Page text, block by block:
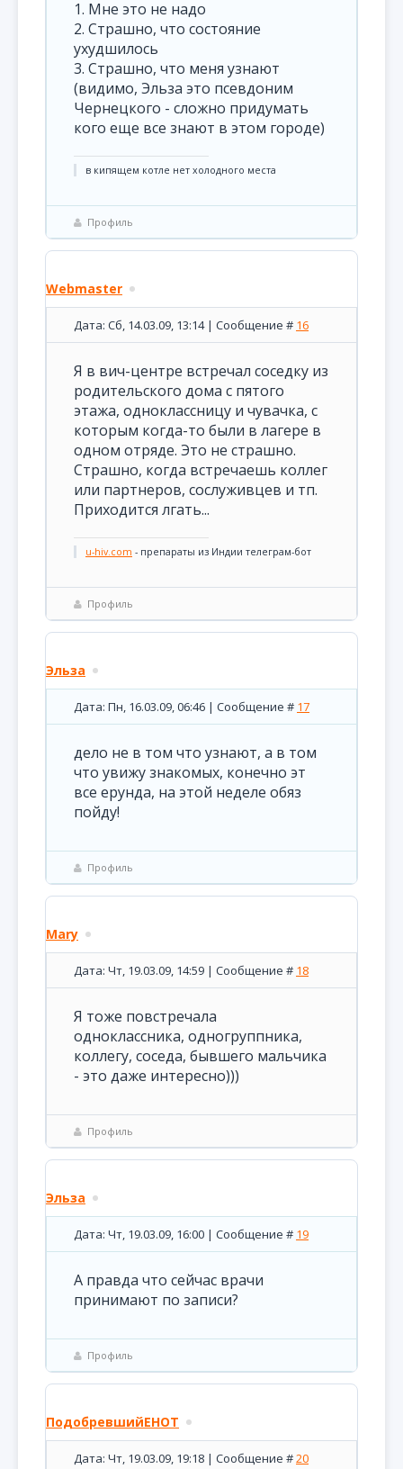
1. Мне это не надо
2. Страшно, что состояние
ухудшилось
3. Страшно, что меня узнают
(видимо, Эльза это псевдоним
Чернецкого - сложно придумать
кого еще все знают в этом городе)
в кипящем котле нет холодного места
Профиль
Webmaster
Дата: Сб, 14.03.09, 13:14 | Сообщение # 16
Я в вич-центре встречал соседку из
родительского дома с пятого
этажа, одноклассницу и чувачка, с
которым когда-то были в лагере в
одном отряде. Это не страшно.
Страшно, когда встречаешь коллег
или партнеров, сослуживцев и тп.
Приходится лгать...
u-hiv.com - препараты из Индии телеграм-бот
Профиль
Эльза
Дата: Пн, 16.03.09, 06:46 | Сообщение # 17
дело не в том что узнают, а в том
что увижу знакомых, конечно эт
все ерунда, на этой неделе обяз
пойду!
Профиль
Mary
Дата: Чт, 19.03.09, 14:59 | Сообщение # 18
Я тоже повстречала
одноклассника, одногруппника,
коллегу, соседа, бывшего мальчика
- это даже интересно)))
Профиль
Эльза
Дата: Чт, 19.03.09, 16:00 | Сообщение # 19
А правда что сейчас врачи
принимают по записи?
Профиль
ПодобревшийЕНОТ
Дата: Чт, 19.03.09, 19:18 | Сообщение #20